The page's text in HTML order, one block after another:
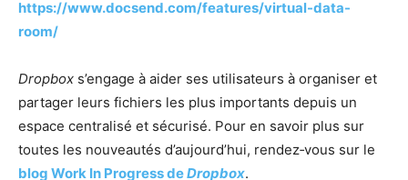
https://www.docsend.com/features/virtual-data-
room/
Dropbox s’engage à aider ses utilisateurs à organiser et
partager leurs fichiers les plus importants depuis un
espace centralisé et sécurisé. Pour en savoir plus sur
toutes les nouveautés d’aujourd’hui, rendez‑vous sur le
blog Work In Progress deDropbox.